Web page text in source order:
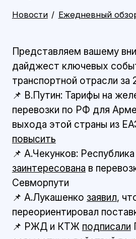
Новости Ежедневный
Представляем вашему
дайджест ключевых
транспортной отрасли за
📌 В.Путин: Тарифы на
перевозки по РФ для
выхода этой страны из
повысить
📌 А.Чекунков:
заинтересована в
Севморпути
📌 А.Лукашенко заявил,
переориентировал
📌 РЖД и КТЖ подписали